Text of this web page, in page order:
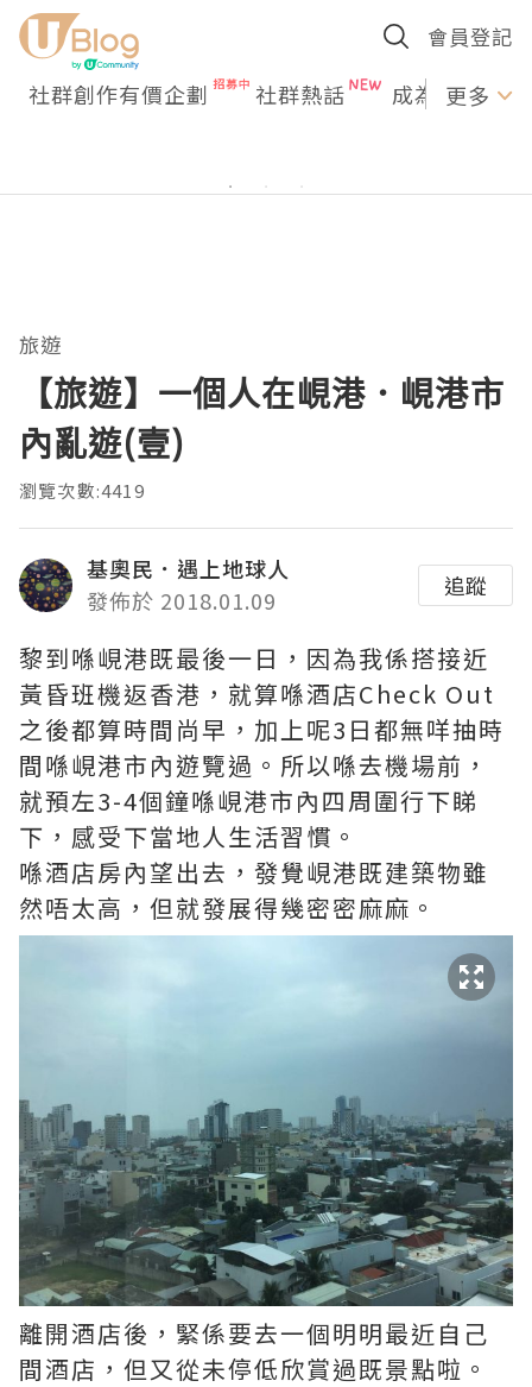
會員登記
社群創作有價企劃 社群熱話 成為U更多
旅遊
【旅遊】一個人在峴港．峴港市
內亂遊(壹)
瀏覽次數:4419
基奧民．遇上地球人
發佈於 2018.01.09
追蹤
黎到喺峴港既最後一日，因為我係搭接近
黃昏班機返香港，就算喺酒店Check Out
之後都算時間尚早，加上呢3日都無咩抽時
間喺峴港市內遊覽過。所以喺去機場前，
就預左3-4個鐘喺峴港市內四周圍行下睇
下，感受下當地人生活習慣。
喺酒店房內望出去，發覺峴港既建築物雖
然唔太高，但就發展得幾密密麻麻。
離開酒店後，緊係要去一個明明最近自己
間酒店，但又從未停低欣賞過既景點啦。